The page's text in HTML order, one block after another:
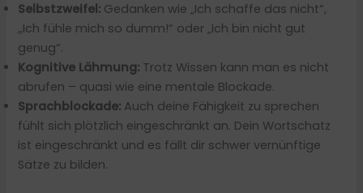
Selbstzweifel: Gedanken wie „Ich schaffe das nicht“,
,,Ich fühle mich so dumm!“ oder „Ich bin nicht gut
genug“.
Kognitive Lähmung: Trotz Wissen kann man es nicht
abrufen – quasi wie eine mentale Blockade.
Sprachblockade: Auch deine Fähigkeit zu sprechen
fühlt sich plötzlich eingeschränkt an. Dein Wortschatz
ist eingeschränkt und es fällt dir schwer vernünftige
Sätze zu bilden.